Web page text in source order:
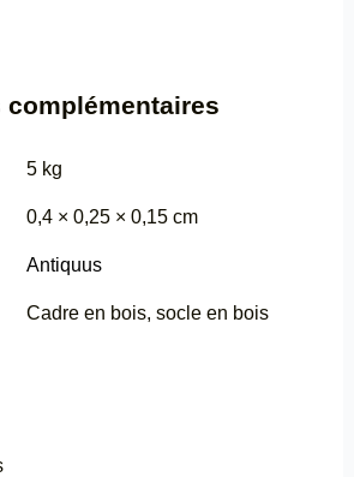
5 kg
0,4 × 0,25 × 0,15 cm
Antiquus
Cadre en bois, socle en bois